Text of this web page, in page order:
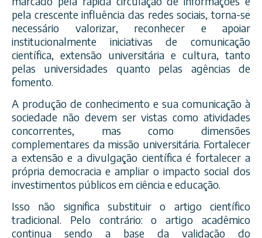
pela crescente influência das redes sociais, torna-se
necessário valorizar, reconhecer e apoiar
institucionalmente iniciativas de comunicação
científica, extensão universitária e cultura, tanto
pelas universidades quanto pelas agências de
fomento.
A produção de conhecimento e sua comunicação à
sociedade não devem ser vistas como atividades
concorrentes, mas como dimensões
complementares da missão universitária. Fortalecer
a extensão e a divulgação científica é fortalecer a
própria democracia e ampliar o impacto social dos
investimentos públicos em ciência e educação.
Isso não significa substituir o artigo científico
tradicional. Pelo contrário: o artigo acadêmico
continua sendo a base da validação do